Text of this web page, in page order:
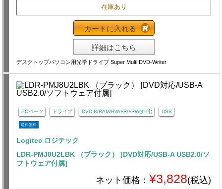
在庫あり
カートに入れる
詳細はこちら
デスクトップパソコン用光学ドライブ Super Multi DVD-Writer
PCパーツ ドライブ DVD-R/RAM/RW/+R/+RW(外付) USB
送料無料
Logitec ロジテック
LDR-PMJ8U2LBK （ブラック） [DVD対応/USB-A USB2.0/ソ
フトウェア付属]
ネット価格： ¥3,828(税込)